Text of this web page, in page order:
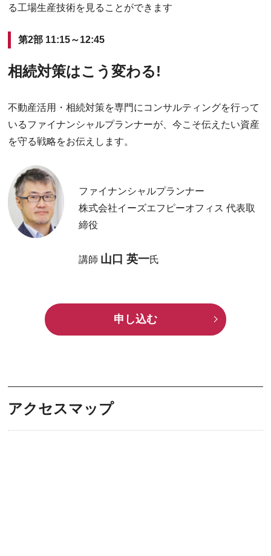
る工場生産技術を見ることができます
第2部 11:15～12:45
相続対策はこう変わる!
不動産活用・相続対策を専門にコンサルティングを行って
いるファイナンシャルプランナーが、今こそ伝えたい資産
を守る戦略をお伝えします。
ファイナンシャルプランナー
株式会社イーズエフピーオフィス 代表取
締役
講師 山口 英一氏
申し込む
アクセスマップ